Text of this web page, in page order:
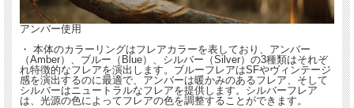
アンバー使用
・ 本体のカラーリングはフレアカラーを表しており、アンバー
（Amber）、ブルー（Blue）、シルバー（Silver）の3種類はそれぞ
れ特徴的なフレアを演出します。ブルーフレアはSFやヴィンテージ
感を演出するのに最適で、アンバーは暖かみのあるフレア、そして
シルバーはニュートラルなフレアを提供します。シルバーフレア
は、光源の色によってフレアの色を調整することができます。